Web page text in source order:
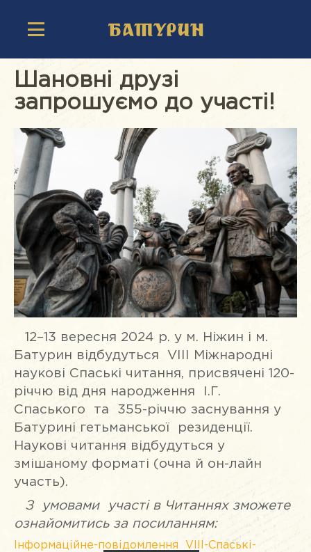
Шановні друзі
запрошуємо до участі!
12–13 вересня 2024 р. у м. Ніжин і м.
Батурин відбудуться VІІІ Міжнародні
наукові Спаські читання, присвячені 120-
річчю від дня народження І.Г.
Спаського та 355-річчю заснування у
Батурині гетьманської резиденції.
Наукові читання відбудуться у
змішаному форматі (очна й он-лайн
участь).
З умовами участі в Читаннях зможете
ознайомитись за посиланням:
Інформаційне-повідомлення_VIІІ-Спаські-